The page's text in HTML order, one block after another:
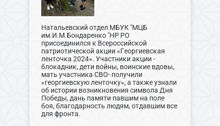
Натальевский отдел МБУК "МЦБ
им.И.М.Бондаренко "НР РО
присоединился к Всероссийской
патриотической акции «Георгиевская
ленточка 2024». Участники акции -
блокадник, дети войны, воинские вдовы,
мать участника СВО- получили
«георгиевскую ленточку», а также узнали
об истории возникновения символа Дня
Победы, дань памяти павшим на поле
боя, благодарность людям, отдавшим все
для фронта.